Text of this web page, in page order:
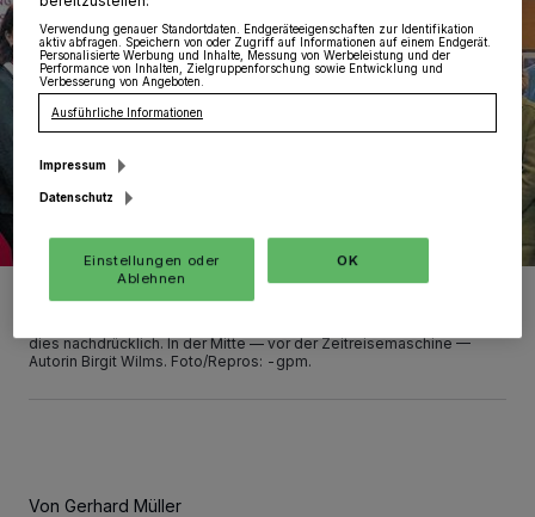
„Oft bedarf es der Zusammenarbeit vieler, um Gutes zu erreichen“,
so Heinz Mölder, Vorstand der Sparkassen-Stiftung, bei der
dies nachdrücklich. In der Mitte — vor der Zeitreisemaschine —
Autorin Birgit Wilms. Foto/Repros: -gpm.
Von Gerhard Müller
Verwendung genauer Standortdaten. Endgeräteeigenschaften zur Identifikation
aktiv abfragen. Speichern von oder Zugriff auf Informationen auf einem Endgerät.
Personalisierte Werbung und Inhalte, Messung von Werbeleistung und der
Performance von Inhalten, Zielgruppenforschung sowie Entwicklung und
Verbesserung von Angeboten.
Ausführliche Informationen
Impressum
Datenschutz
Einstellungen oder
Ablehnen
OK